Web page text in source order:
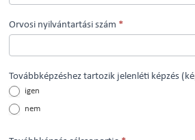
Orvosi nyilvántartási szám *
Továbbképzéshez tartozik jelenléti képzés
igen
nem